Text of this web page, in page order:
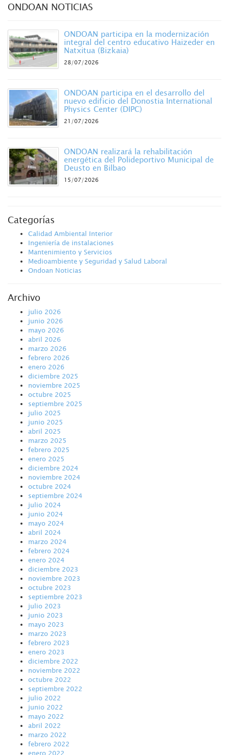
ONDOAN NOTICIAS
ONDOAN participa en la modernización
integral del centro educativo Haizeder en
Natxitua (Bizkaia)
28/07/2026
ONDOAN participa en el desarrollo del
nuevo edificio del Donostia International
Physics Center (DIPC)
21/07/2026
ONDOAN realizará la rehabilitación
energética del Polideportivo Municipal de
Deusto en Bilbao
15/07/2026
Categorías
Calidad Ambiental Interior
Ingeniería de instalaciones
Mantenimiento y Servicios
Medioambiente y Seguridad y Salud Laboral
Ondoan Noticias
Archivo
julio 2026
junio 2026
mayo 2026
abril 2026
marzo 2026
febrero 2026
enero 2026
diciembre 2025
noviembre 2025
octubre 2025
septiembre 2025
julio 2025
junio 2025
abril 2025
marzo 2025
febrero 2025
enero 2025
diciembre 2024
noviembre 2024
octubre 2024
septiembre 2024
julio 2024
junio 2024
mayo 2024
abril 2024
marzo 2024
febrero 2024
enero 2024
diciembre 2023
noviembre 2023
octubre 2023
septiembre 2023
julio 2023
junio 2023
mayo 2023
marzo 2023
febrero 2023
enero 2023
diciembre 2022
noviembre 2022
octubre 2022
septiembre 2022
julio 2022
junio 2022
mayo 2022
abril 2022
marzo 2022
febrero 2022
enero 2022